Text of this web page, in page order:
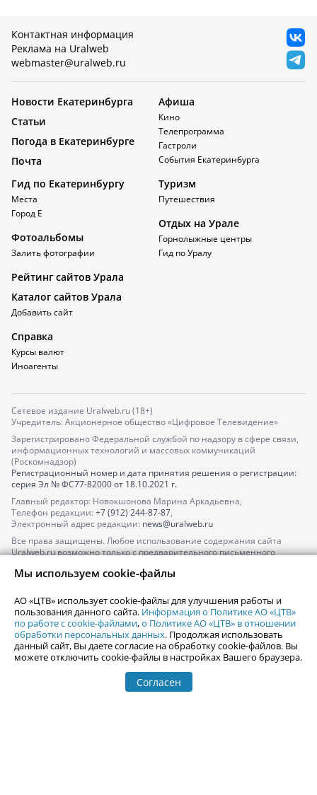
Контактная информация
Реклама на Uralweb
webmaster@uralweb.ru
Новости Екатеринбурга
Статьи
Погода в Екатеринбурге
Почта
Афиша
Кино
Телепрограмма
Гастроли
События Екатеринбурга
Гид по Екатеринбургу
Места
Город Е
Фотоальбомы
Залить фотографии
Туризм
Путешествия
Отдых на Урале
Горнолыжные центры
Гид по Уралу
Рейтинг сайтов Урала
Каталог сайтов Урала
Добавить сайт
Справка
Курсы валют
Иноагенты
Сетевое издание Uralweb.ru (18+)
Учредитель: Акционерное общество «Цифровое Телевидение»
Зарегистрировано Федеральной службой по надзору в сфере связи,
информационных технологий и массовых коммуникаций
(Роскомнадзор)
Регистрационный номер и дата принятия решения о регистрации:
серия Эл № ФС77-82000от 18.10.2021 г.
Главный редактор: Новокшонова Марина Аркадьевна,
Телефон редакции: +7 (912) 244-87-87,
Электронный адрес редакции: news@uralweb.ru
Все права защищены. Любое использование содержания сайта
Uralweb.ru возможно только с предварительного письменного
По вопросам размещения рекламы обращайтесь по тел.
По вопросам размещения информации в разделе «Афиша»
afisha@uralweb.ru
Пользовательское соглашение на использование сайта
Политика АО «ЦТВ» в отношении обработки персональных данных
Мы используем cookie-файлы
АО «ЦТВ» использует cookie-файлы для улучшения работы и
пользования данного сайта. Информация о Политике АО «ЦТВ»
по работе с cookie-файлами,о Политике АО «ЦТВ» в отношении
обработки персональных данных. Продолжая использовать
данный сайт, Вы даете согласие на обработку cookie-файлов. Вы
можете отключить cookie-файлы в настройках Вашего браузера.
Согласен